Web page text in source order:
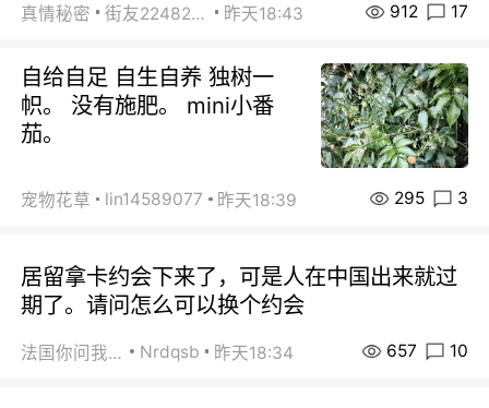
真情秘密 街友22482465 昨天18:43 912 17
自给自足 自生自养 独树一
帜。 没有施肥。 mini小番
茄。
宠物花草 lin14589077 昨天18:39 295 3
居留拿卡约会下来了，可是人在中国出来就过
期了。请问怎么可以换个约会
法国你问我答 Nrdqsb 昨天18:34 657 10